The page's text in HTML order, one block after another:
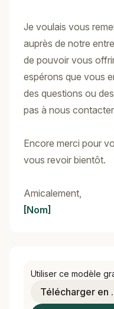
Je voulais vous
auprès de notre
de pouvoir vous
espérons que vous
des questions ou
pas à nous
Encore merci pour
vous revoir bientôt.
Amicalement,
[Nom]
Utiliser ce modèle
Télécharger en